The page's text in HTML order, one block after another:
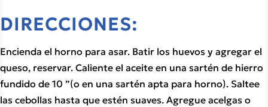
DIRECCIONES:
Encienda el horno para asar. Batir los huevos y agregar el
queso, reservar. Caliente el aceite en una sartén de hierro
fundido de 10 ”(o en una sartén apta para horno). Saltee
las cebollas hasta que estén suaves. Agregue acelgas o